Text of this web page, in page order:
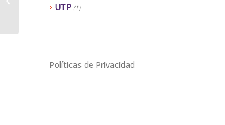
UTP (1)
Políticas de Privacidad
gancho Negro